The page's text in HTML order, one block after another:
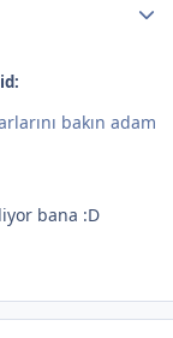
bakın adam
bana :D